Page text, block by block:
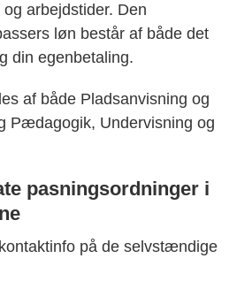
arbejdstider. Den
løn består af både det
din egenbetaling.
af både Pladsanvisning og
Pædagogik, Undervisning og
pasningsordninger i
på de selvstændige